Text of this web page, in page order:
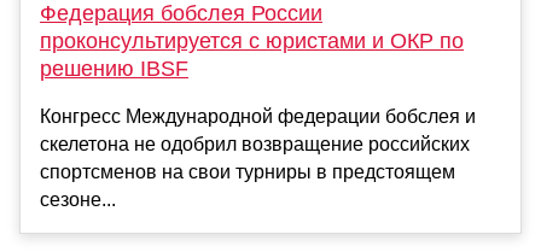
Федерация бобслея России
проконсультируется с юристами и ОКР по
решению IBSF
Конгресс Международной федерации бобслея и
скелетона не одобрил возвращение российских
спортсменов на свои турниры в предстоящем
сезоне...